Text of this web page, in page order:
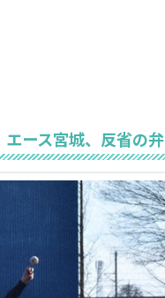
ース宮城、反省の弁